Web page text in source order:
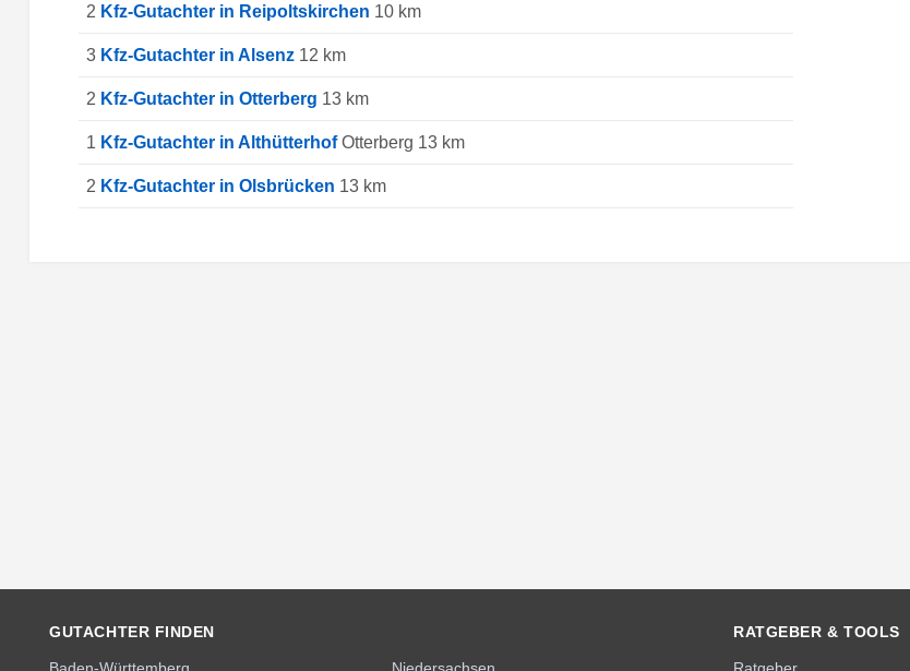
2 Kfz-Gutachter in Reipoltskirchen 10 km
3 Kfz-Gutachter in Alsenz12 km
2 Kfz-Gutachter in Otterberg 13 km
1 Kfz-Gutachter in AlthütterhofOtterberg 13 km
2 Kfz-Gutachter in Olsbrücken 13 km
GUTACHTER FINDEN RATGEBER & TOOLS